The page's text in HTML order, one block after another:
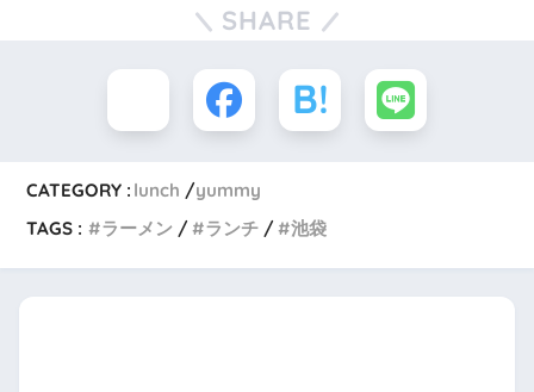
SHARE
CATEGORY : lunch
yummy
TAGS :
ラーメン ランチ 池袋